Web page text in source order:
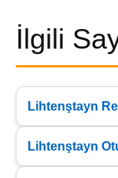
İlgili
Lihtenştayn
Lihtenştayn